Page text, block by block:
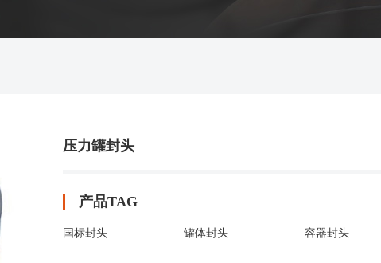
压力罐封头
产品TAG
国标封头 罐体封头 容器封头